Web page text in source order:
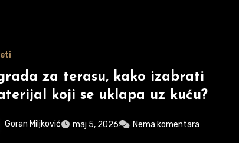
za terasu, kako izabrati
koji se uklapa uz kuću?
Goran Miljković maj 5, 2026 Nema komentara